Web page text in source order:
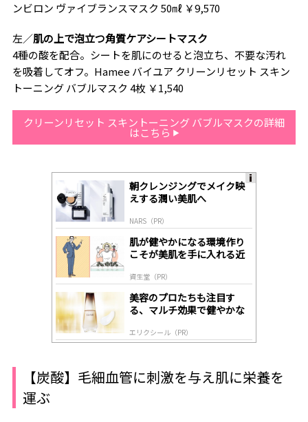
ンビロン ヴァイブランスマスク 50㎖ ￥9,570
左／肌の上で泡立つ角質ケアシートマスク
4種の酸を配合。シートを肌にのせると泡立ち、不要な汚れ
を吸着してオフ。Hamee バイユア クリーンリセット スキン
トーニング バブルマスク 4枚 ￥1,540
クリーンリセット スキントーニング バブルマスクの詳細
はこちら
朝クレンジングでメイク映
えする潤い美肌へ
NARS（PR）
肌が健やかになる環境作り
こそが美肌を手に入れる近
資生堂（PR）
美容のプロたちも注目す
る、マルチ効果で健やかな
エリクシール（PR）
【炭酸】毛細血管に刺激を与え肌に栄養を
運ぶ